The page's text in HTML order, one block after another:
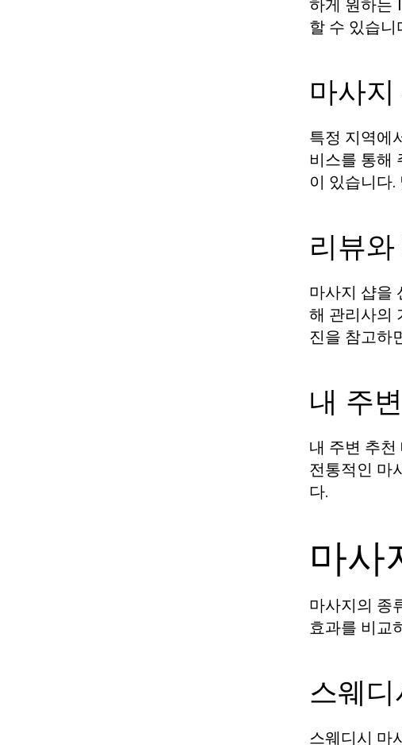
하게 원하는
할 수 있습니
마사
특정 지역에
비스를 통해
이 있습니다
리뷰
마사지 샵을
해 관리사의
진을 참고하
내 주
내 주변 추
전통적인 마
다.
마사
마사지의 종
효과를 비교
스웨
스웨디시 마